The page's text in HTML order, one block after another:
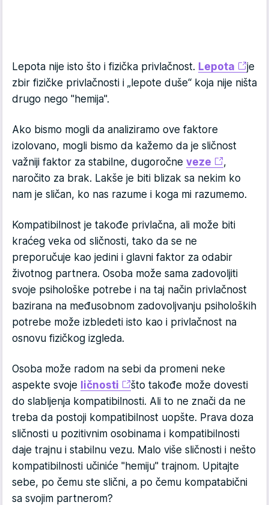
Lepota nije isto što i fizička privlačnost. Lepota
je
zbir fizičke privlačnosti i „lepote duše“ koja nije ništa
drugo nego "hemija".
Ako bismo mogli da analiziramo ove faktore
izolovano, mogli bismo da kažemo da je sličnost
važniji faktor za stabilne, dugoročne veze
,
naročito za brak. Lakše je biti blizak sa nekim ko
nam je sličan, ko nas razume i koga mi razumemo.
Kompatibilnost je takođe privlačna, ali može biti
kraćeg veka od sličnosti, tako da se ne
preporučuje kao jedini i glavni faktor za odabir
životnog partnera. Osoba može sama zadovoljiti
svoje psihološke potrebe i na taj način privlačnost
bazirana na međusobnom zadovoljvanju psiholoških
potrebe može izbledeti isto kao i privlačnost na
osnovu fizičkog izgleda.
Osoba može radom na sebi da promeni neke
aspekte svoje ličnosti
što takođe može dovesti
do slabljenja kompatibilnosti. Ali to ne znači da ne
treba da postoji kompatibilnost uopšte. Prava doza
sličnosti u pozitivnim osobinama i kompatibilnosti
daje trajnu i stabilnu vezu. Malo više sličnosti i nešto
kompatibilnosti učiniće "hemiju" trajnom. Upitajte
sebe, po čemu ste slični, a po čemu kompatabični
sa svojim partnerom?